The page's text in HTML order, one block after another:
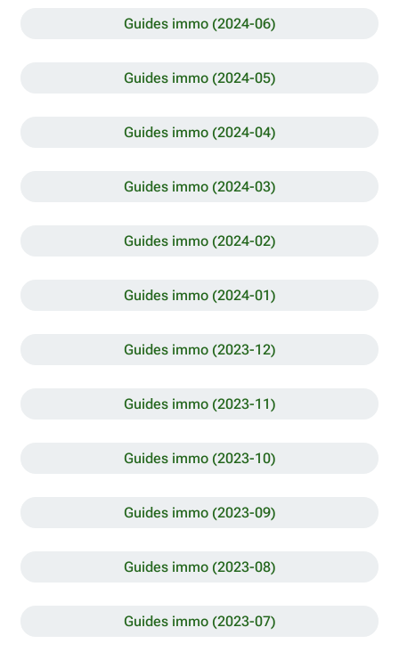
Guides immo (2024-06)
Guides immo (2024-05)
Guides immo (2024-04)
Guides immo (2024-03)
Guides immo (2024-02)
Guides immo (2024-01)
Guides immo (2023-12)
Guides immo (2023-11)
Guides immo (2023-10)
Guides immo (2023-09)
Guides immo (2023-08)
Guides immo (2023-07)